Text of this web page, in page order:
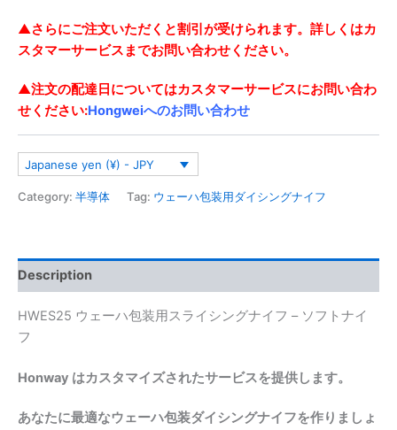
▲さらにご注文いただくと割引が受けられます。詳しくはカ
スタマーサービスまでお問い合わせください。
▲注文の配達日についてはカスタマーサービスにお問い合わ
せください:Hongweiへのお問い合わせ
Japanese yen (¥) - JPY
Category: 半導体 Tag: ウェーハ包装用ダイシングナイフ
Description
HWES25 ウェーハ包装用スライシングナイフ – ソフトナイ
フ
Honway はカスタマイズされたサービスを提供します。
あなたに最適なウェーハ包装ダイシングナイフを作りましょ